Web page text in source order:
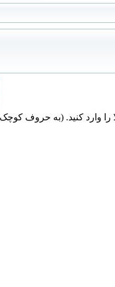
را وارد کنید. (به حروف